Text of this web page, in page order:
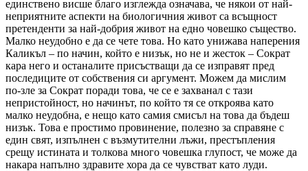
единствено висше благо изглежда означава, че някои от най-
неприятните аспекти на биологичния живот са всъщност
претенденти за най-добрия живот на едно човешко същество.
Малко неудобно е да се чете това. Но като унижава наперения
Каликъл – по начин, който е низък, но не и жесток – Сократ
кара него и останалите присъстващи да се изправят пред
последиците от собствения си аргумент. Можем да мислим
по-зле за Сократ поради това, че се е захванал с тази
непристойност, но начинът, по който тя се откроява като
малко неудобна, е нещо като самия смисъл на това да бъдеш
низък. Това е простимо провинение, полезно за справяне с
един свят, изпълнен с възмутителни лъжи, престъпления
срещу истината и толкова много човешка глупост, че може да
накара напълно здравите хора да се чувстват като луди.